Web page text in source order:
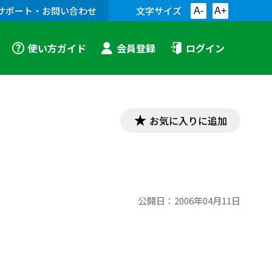
ポート・お問い合わせ 文字サイズ A- A+
使い方ガイド 会員登録 ログイン
お気に入りに追加
公開日： 2006年04月11日